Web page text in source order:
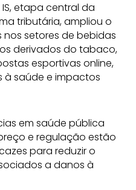
etapa central da
tributária, ampliou o
setores de bebidas
derivados do tabaco,
esportivas online,
à saúde e impactos
em saúde pública
e regulação estão
para reduzir o
a danos à